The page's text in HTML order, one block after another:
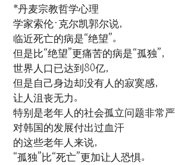
*丹麦宗教哲学心理
学家索伦·克尔凯郭尔说，
临近死亡的病是“绝望”。
但是比“绝望”更痛苦的病是“孤独”，
世界人口已达到80亿，
但是自己身边却没有人的寂寞感，
让人沮丧无力。
特别是老年人的社会孤立问题非常严
对韩国的发展付出过血汗
的这些老年人来说，
“孤独”比“死亡”更加让人恐惧。